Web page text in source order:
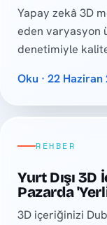
Yapay zekâ 3D
eden varyasyon
denetimiyle
Oku · 22
REHBER
Yurt Dışı
Pazarda
3D içeriğinizi